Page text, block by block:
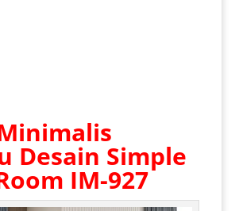
Desain Simple
IM-927